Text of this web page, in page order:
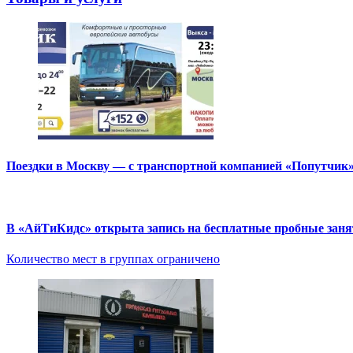
Поездки в Москву — с транспортной компанией «Попутчик»
В «АйТиКидс» открыта запись на бесплатные пробные
Количество мест в группах ограничено